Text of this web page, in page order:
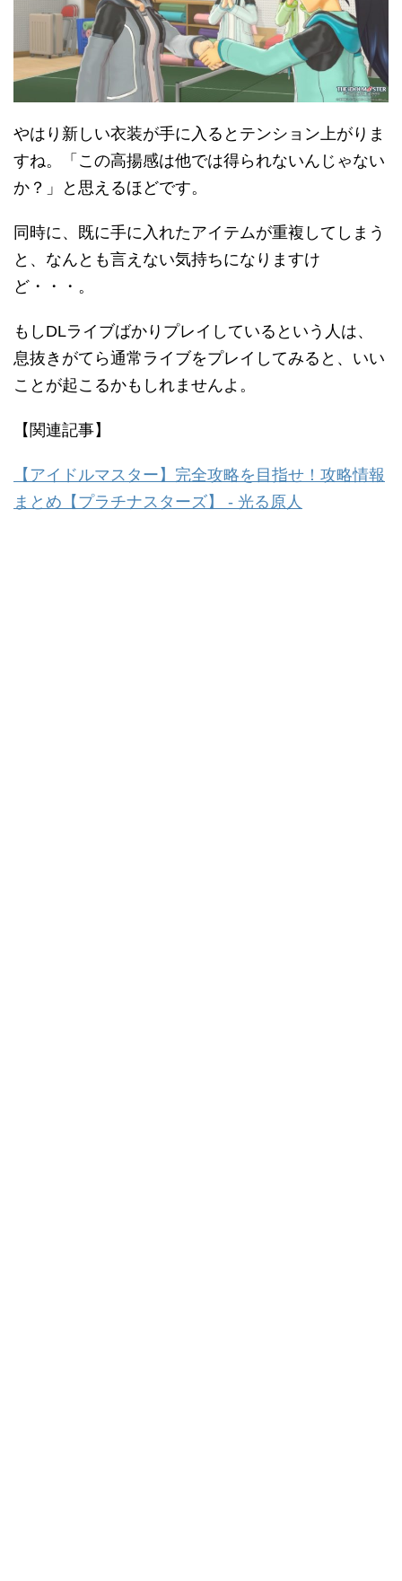
やはり新しい衣装が手に入るとテンション上がりま
すね。「この高揚感は他では得られないんじゃない
か？」と思えるほどです。
同時に、既に手に入れたアイテムが重複してしまう
と、なんとも言えない気持ちになりますけ
ど・・・。
もしDLライブばかりプレイしているという人は、
息抜きがてら通常ライブをプレイしてみると、いい
ことが起こるかもしれませんよ。
【関連記事】
【アイドルマスター】完全攻略を目指せ！攻略情報
まとめ【プラチナスターズ】 - 光る原人